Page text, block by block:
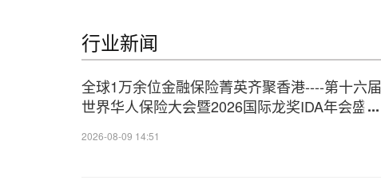
行业新闻
全球1万余位金融保险菁英齐聚香港----第十六届
世界华人保险大会暨2026国际龙奖IDA年会盛大
2026-08-09 14:51